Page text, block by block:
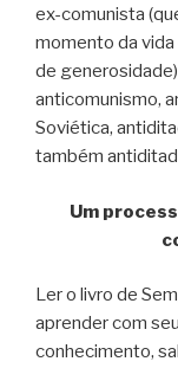
ex-comunista
momento da vida
de
anticomunismo,
Soviética,
também
Um
Ler o livro de
aprender com
conhecimento,